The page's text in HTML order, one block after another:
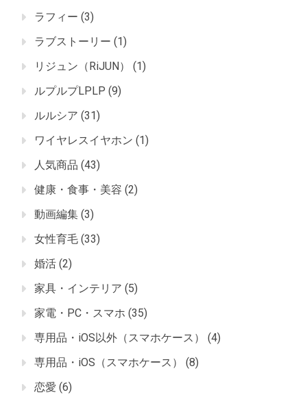
ラフィー (3)
ラブストーリー (1)
リジュン（RiJUN）
(1)
ルプルプLPLP (9)
ルルシア (31)
ワイヤレスイヤホン (1)
人気商品 (43)
健康・食事・美容 (2)
動画編集 (3)
女性育毛 (33)
婚活 (2)
家具・インテリア (5)
家電・PC・スマホ (35)
専用品・iOS以外（スマホケース）
(4)
専用品・iOS（スマホケース）
(8)
恋愛 (6)